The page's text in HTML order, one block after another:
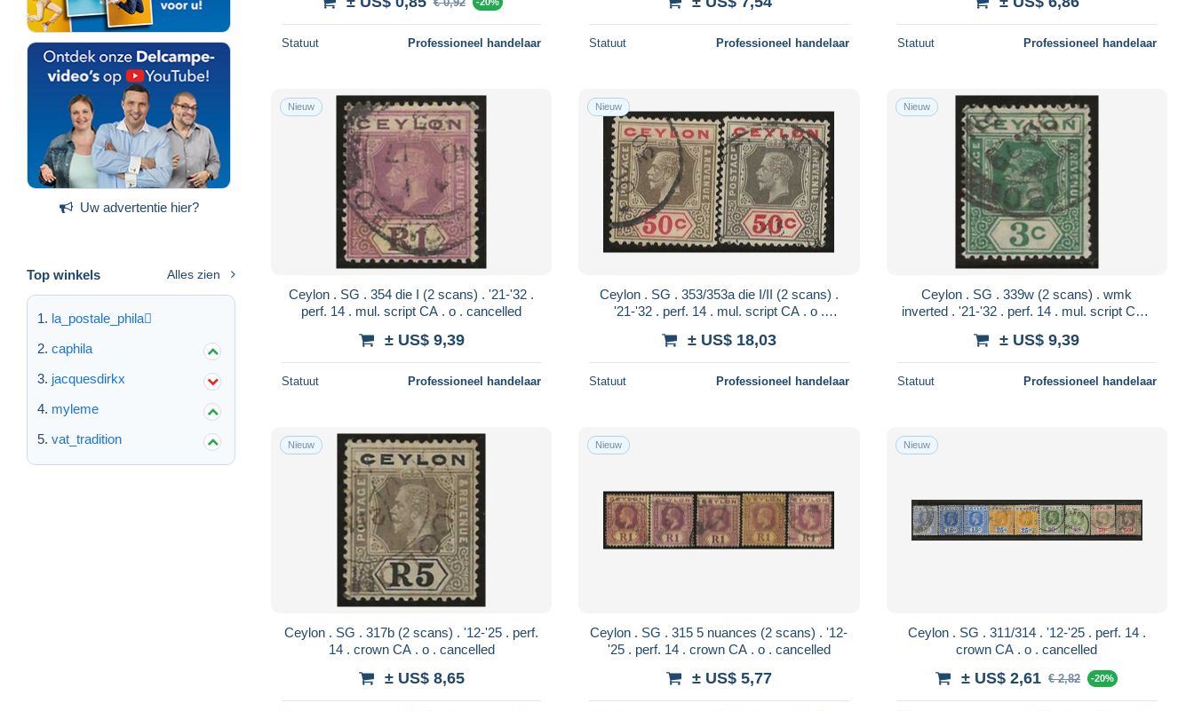
Uw advertentie hier?
Top winkels Alles zien
la_postale_phila
caphila
jacquesdirkx
myleme
vat_tradition
Statuut Professioneel handelaar Statuut Professioneel handelaar Statuut Professioneel handelaar
Nieuw
Ceylon . SG . 354 die I (2 scans) . '21-'32 .
perf. 14 . mul. script CA . o . cancelled
± US$ 9,39
Statuut Professioneel handelaar
Nieuw
Ceylon . SG . 353/353a die I/II (2 scans) .
'21-'32 . perf. 14 . mul. script CA . o .
± US$ 18,03
Statuut Professioneel handelaar
Nieuw
Ceylon . SG . 339w (2 scans) . wmk
inverted . '21-'32 . perf. 14 . mul. script CA .
± US$ 9,39
Statuut Professioneel handelaar
Nieuw
Ceylon . SG . 317b (2 scans) . '12-'25 . perf.
14 . crown CA . o . cancelled
± US$ 8,65
Nieuw
Ceylon . SG . 315 5 nuances (2 scans) . '12-
'25 . perf. 14 . crown CA . o . cancelled
± US$ 5,77
Nieuw
Ceylon . SG . 311/314 . '12-'25 . perf. 14 .
crown CA . o . cancelled
± US$ 2,61 € 2,82 -20%